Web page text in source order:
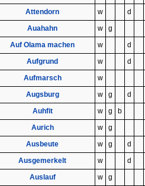
Attendorn w
d
Auahahn
w
g
Auf Olama machen
w
d
Aufgrund
w
d
Aufmarsch
w
Augsburg
w g
d
Auhfit
w g
b
Aurich
w
g
Ausbeute
w g
d
Ausgemerkelt
w
d
Auslauf
w
g